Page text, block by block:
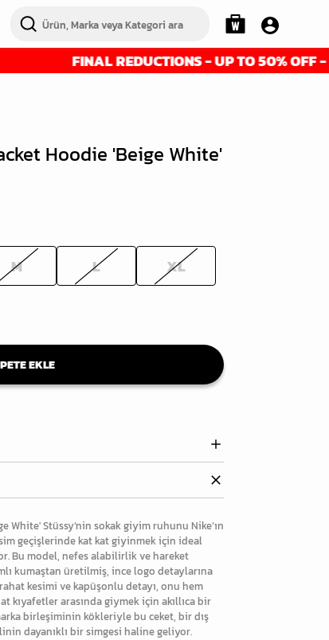
FINAL REDUCTIONS - UP TO 50% OFF - GET IT
Hoodie 'Beige White'
M L
XL
EKLE
White' Stüssy’nin sokak giyim ruhunu Nike’ın
geçişlerinde kat kat giyinmek için ideal
Bu model, nefes alabilirlik ve hareket
kumaştan üretilmiş, ince logo detaylarına
kesimi ve kapüşonlu detayı, onu hem
kıyafetler arasında giymek için akıllıca bir
birleşiminin kökleriyle bu ceket, bir dış
dayanıklı bir simgesi haline geliyor.